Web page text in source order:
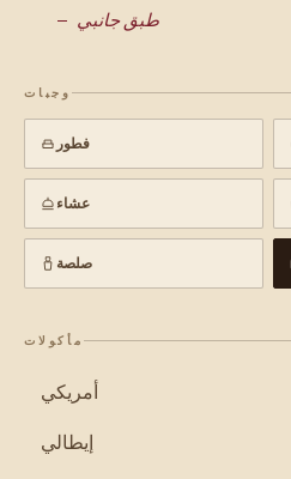
طبق جانبي
وجبات
فطور
عشاء
صلصة
مأكولات
أمريكي
إيطالي